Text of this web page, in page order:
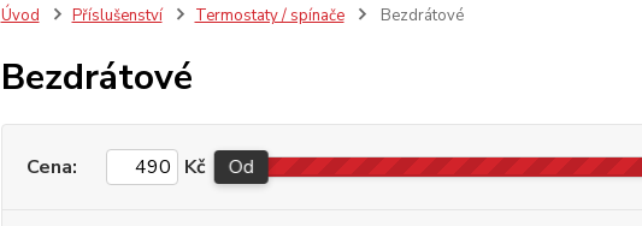
Úvod Příslušenství Termostaty / spínače Bezdrátové
Bezdrátové
Cena: Kč Od